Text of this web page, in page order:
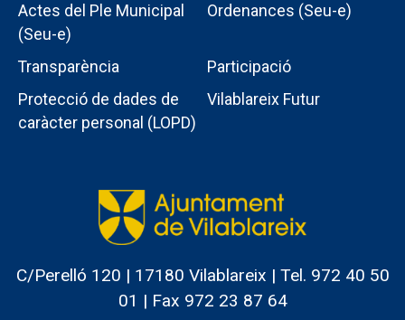
Menu
intern
ajuntament
Actes del Ple Municipal
(Seu-e)
Ordenances (Seu-e)
Transparència
Participació
Protecció de dades de
caràcter personal (LOPD)
Vilablareix Futur
C/Perelló 120 | 17180 Vilablareix | Tel. 972 40 50
01 | Fax 972 23 87 64